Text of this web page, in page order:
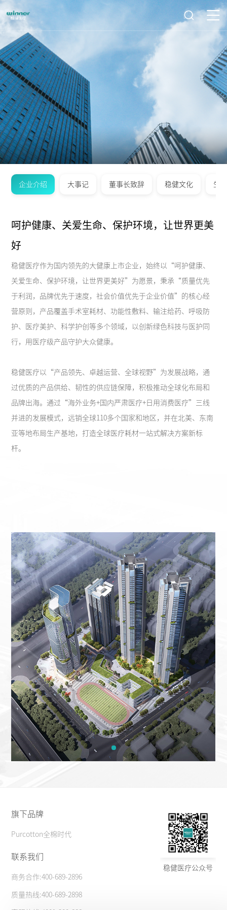
企业介绍 大事记 董事长致辞 稳健文化 生
呵护健康、关爱生命、保护环境，让世界更美
好
稳健医疗作为国内领先的大健康上市企业，始终以“呵护健康、
关爱生命、保护环境，让世界更美好”为愿景，秉承“质量优先
于利润，品牌优先于速度，社会价值优先于企业价值”的核心经
营原则，产品覆盖手术室耗材、功能性敷料、输注给药、呼吸防
护、医疗美护、科学护创等多个领域，以创新绿色科技与医护同
行，用医疗级产品守护大众健康。
稳健医疗以“产品领先、卓越运营、全球视野”为发展战略，通
过优质的产品供给、韧性的供应链保障，积极推动全球化布局和
品牌出海。通过“海外业务+国内严肃医疗+日用消费医疗”三线
并进的发展模式，远销全球110多个国家和地区，并在北美、东南
亚等地布局生产基地，打造全球医疗耗材一站式解决方案新标
杆。
旗下品牌
Purcotton全棉时代
联系我们
商务合作:400-689-2896
质量热线:400-689-2898
稳健医疗公众号